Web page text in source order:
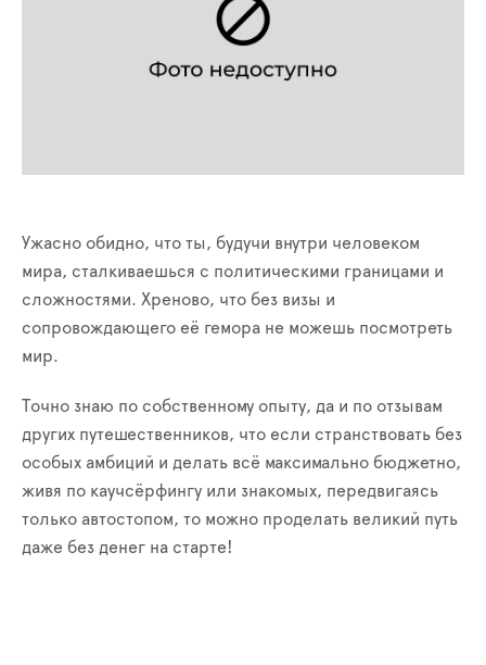
Ужасно обидно, что ты, будучи внутри человеком
мира, сталкиваешься с политическими границами и
сложностями. Хреново, что без визы и
сопровождающего её гемора не можешь посмотреть
мир.
Точно знаю по собственному опыту, да и по отзывам
других путешественников, что если странствовать без
особых амбиций и делать всё максимально бюджетно,
живя по каучсёрфингу или знакомых, передвигаясь
только автостопом, то можно проделать великий путь
даже без денег на старте!